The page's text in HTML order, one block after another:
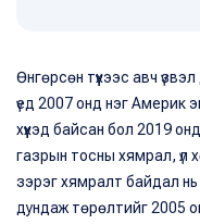
Өнгөрсөн түүхээс авч
үед 2007 онд нэг Америк
хүүхэд байсан бол 2019
газрын тосны хямрал, үл
зэрэг хямралт байдал
дундаж төрөлтийг 2005